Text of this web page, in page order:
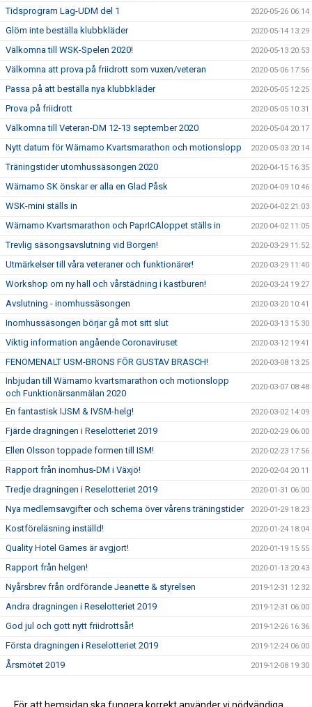
Tidsprogram Lag-UDM del 1 2020-05-26 06:14
Glöm inte beställa klubbkläder 2020-05-14 13:29
Välkomna till WSK-Spelen 2020! 2020-05-13 20:53
Välkomna att prova på friidrott som vuxen/veteran 2020-05-06 17:56
Passa på att beställa nya klubbkläder 2020-05-05 12:25
Prova på friidrott 2020-05-05 10:31
Välkomna till Veteran-DM 12-13 september 2020 2020-05-04 20:17
Nytt datum för Wärnamo Kvartsmarathon och motionslopp 2020-05-03 20:14
Träningstider utomhussäsongen 2020 2020-04-15 16:35
Wärnamo SK önskar er alla en Glad Påsk 2020-04-09 10:46
WSK-mini ställs in 2020-04-02 21:03
Wärnamo Kvartsmarathon och PaprICAloppet ställs in 2020-04-02 11:05
Trevlig säsongsavslutning vid Borgen! 2020-03-29 11:52
Utmärkelser till våra veteraner och funktionärer! 2020-03-29 11:40
Workshop om ny hall och vårstädning i kastburen! 2020-03-24 19:27
Avslutning - inomhussäsongen 2020-03-20 10:41
Inomhussäsongen börjar gå mot sitt slut 2020-03-13 15:30
Viktig information angående Coronaviruset 2020-03-12 19:41
FENOMENALT USM-BRONS FÖR GUSTAV BRASCH! 2020-03-08 13:25
Inbjudan till Wärnamo kvartsmarathon och motionslopp
och Funktionärsanmälan 2020
2020-03-07 08:48
En fantastisk IJSM & IVSM-helg! 2020-03-02 14:09
Fjärde dragningen i Reselotteriet 2019 2020-02-29 06:00
Ellen Olsson toppade formen till ISM! 2020-02-23 17:56
Rapport från inomhus-DM i Växjö! 2020-02-04 20:11
Tredje dragningen i Reselotteriet 2019 2020-01-31 06:00
Nya medlemsavgifter och schema över vårens träningstider 2020-01-29 18:23
Kostföreläsning inställd! 2020-01-24 18:04
Quality Hotel Games är avgjort! 2020-01-19 15:55
Rapport från helgen! 2020-01-13 20:43
Nyårsbrev från ordförande Jeanette & styrelsen 2019-12-31 12:32
Andra dragningen i Reselotteriet 2019 2019-12-31 06:00
God jul och gott nytt friidrottsår! 2019-12-26 16:36
Första dragningen i Reselotteriet 2019 2019-12-24 06:00
Årsmötet 2019 2019-12-08 19:30
Välkommen på årsmöte 2019 2019-11-11 18:26